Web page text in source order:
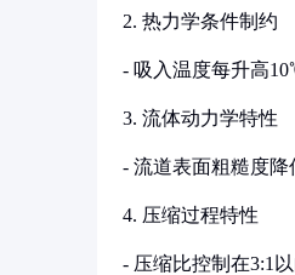
2. 热力学条件制约
- 吸入温度每升高
3. 流体动力学特性
- 流道表面粗糙度降
4. 压缩过程特性
- 压缩比控制在3:1